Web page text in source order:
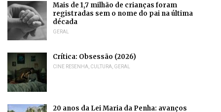
Mais de 1,7 milhão de crianças foram
registradas sem o nome do pai na última
década
GERAL
Crítica: Obsessão (2026)
CINE RESENHA CULTURA GERAL
20 anos da Lei Maria da Penha: avanços